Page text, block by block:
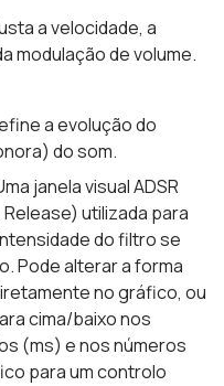
a velocidade, a
modulação de volume.
a evolução do
do som.
janela visual ADSR
utilizada para
do filtro se
Pode alterar a forma
no gráfico, ou
cima/baixo nos
(ms) e nos números
para um controlo